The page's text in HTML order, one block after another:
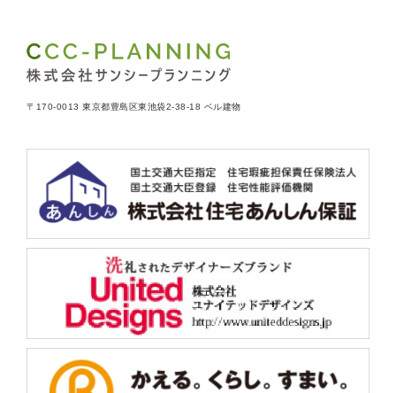
〒170-0013 東京都豊島区東池袋2-38-18 ベル建物